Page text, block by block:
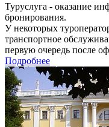
Туруслуга - оказание
бронирования.
У некоторых
транспортное
первую очередь после
Подробнее